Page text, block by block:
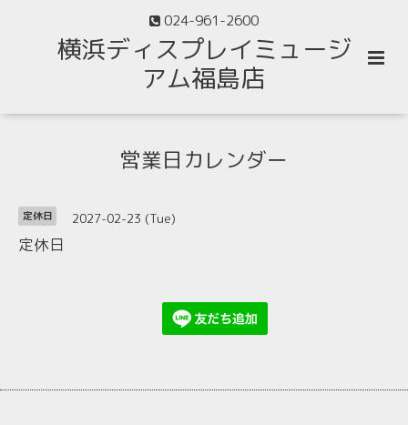
024-961-2600
横浜ディスプレイミュージ
アム福島店
営業日カレンダー
定休日 2027-02-23 (Tue)
定休日